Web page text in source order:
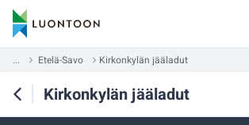
... Etelä-Savo Kirkonkylän jääladut
Kirkonkylän jääladut